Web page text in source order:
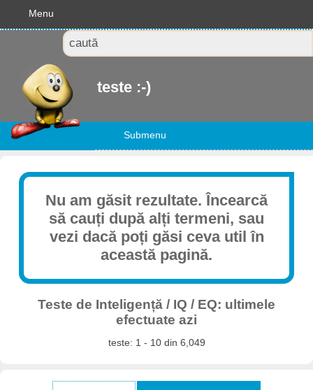
Menu
teste :-)
Submenu
Nu am găsit rezultate. Încearcă
să cauți după alți termeni, sau
vezi dacă poți găsi ceva util în
această pagină.
Teste de Inteligență / IQ / EQ: ultimele
efectuate azi
teste: 1 - 10 din 6,049